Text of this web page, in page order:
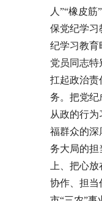
人”“橡皮筋”
保党纪学习
纪学习教育
党员同志
扛起政治责
务。把党纪
从政的行
福群众的深
务大局的担
上、把心
协作、担当